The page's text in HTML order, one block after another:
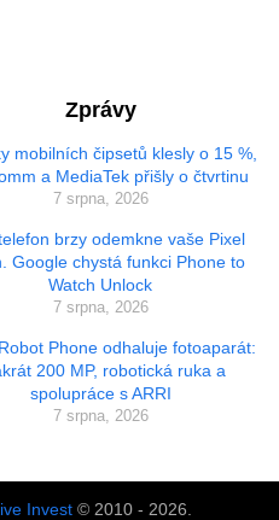
Zprávy
mobilních čipsetů klesly o 15 %,
a MediaTek přišly o čtvrtinu
7 srpna, 2026
brzy odemkne vaše Pixel
Google chystá funkci Phone to
Watch Unlock
7 srpna, 2026
Phone odhaluje fotoaparát:
200 MP, robotická ruka a
spolupráce s ARRI
7 srpna, 2026
Invest © 2010 - 2026.